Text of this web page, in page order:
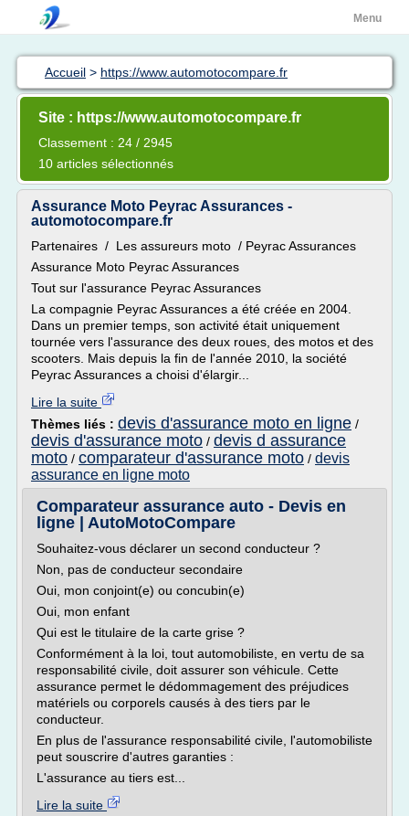
Menu
Accueil > https://www.automotocompare.fr
Site : https://www.automotocompare.fr
Classement : 24 / 2945
10 articles sélectionnés
Assurance Moto Peyrac Assurances -
automotocompare.fr
Partenaires / Les assureurs moto / Peyrac Assurances
Assurance Moto Peyrac Assurances
Tout sur l'assurance Peyrac Assurances
La compagnie Peyrac Assurances a été créée en 2004.
Dans un premier temps, son activité était uniquement
tournée vers l'assurance des deux roues, des motos et des
scooters. Mais depuis la fin de l'année 2010, la société
Peyrac Assurances a choisi d'élargir...
Lire la suite
Thèmes liés : devis d'assurance moto en ligne /
devis d'assurance moto / devis d assurance
moto / comparateur d'assurance moto / devis
assurance en ligne moto
Comparateur assurance auto - Devis en
ligne | AutoMotoCompare
Souhaitez-vous déclarer un second conducteur ?
Non, pas de conducteur secondaire
Oui, mon conjoint(e) ou concubin(e)
Oui, mon enfant
Qui est le titulaire de la carte grise ?
Conformément à la loi, tout automobiliste, en vertu de sa
responsabilité civile, doit assurer son véhicule. Cette
assurance permet le dédommagement des préjudices
matériels ou corporels causés à des tiers par le
conducteur.
En plus de l'assurance responsabilité civile, l'automobiliste
peut souscrire d'autres garanties :
L'assurance au tiers est...
Lire la suite